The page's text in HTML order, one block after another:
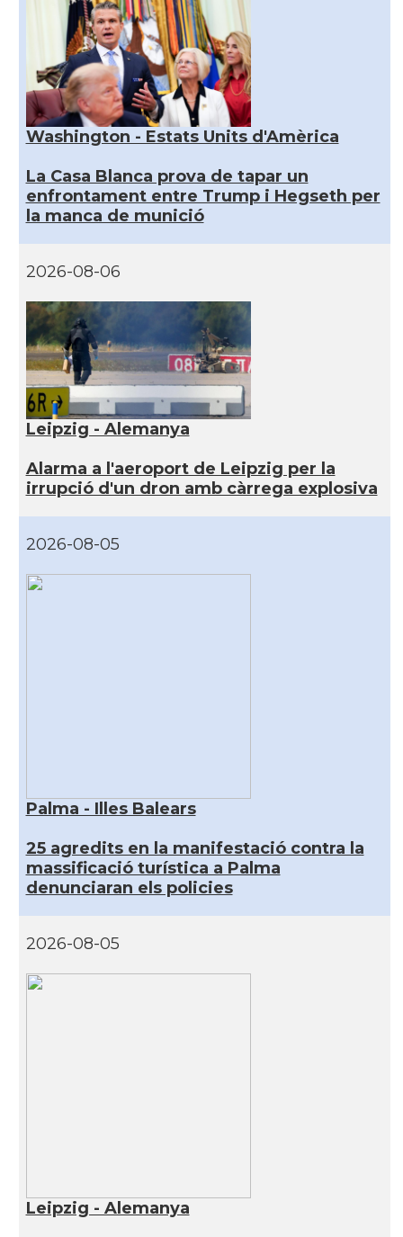
Washington - Estats Units d'Amèrica
La Casa Blanca prova de tapar un
enfrontament entre Trump i Hegseth per
la manca de munició
2026-08-06
Leipzig - Alemanya
Alarma a l'aeroport de Leipzig per la
irrupció d'un dron amb càrrega explosiva
2026-08-05
Palma - Illes Balears
25 agredits en la manifestació contra la
massificació turística a Palma
denunciaran els policies
2026-08-05
Leipzig - Alemanya